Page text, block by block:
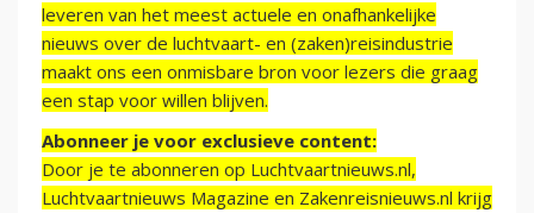
leveren van het meest actuele en onafhankelijke
nieuws over de luchtvaart- en (zaken)reisindustrie
maakt ons een onmisbare bron voor lezers die graag
een stap voor willen blijven.
Abonneer je voor exclusieve content:
Door je te abonneren op Luchtvaartnieuws.nl,
Luchtvaartnieuws Magazine en Zakenreisnieuws.nl krijg